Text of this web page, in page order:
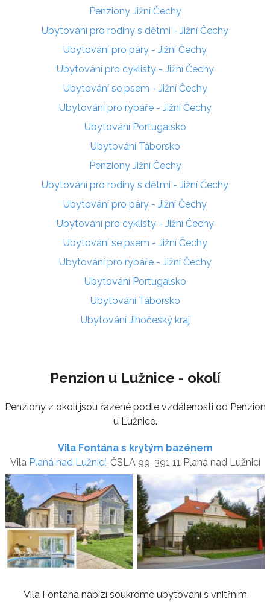
Penziony Jižní Čechy
Ubytování pro rodiny s dětmi - Jižní Čechy
Ubytování pro páry - Jižní Čechy
Ubytování pro cyklisty - Jižní Čechy
Ubytování se psem - Jižní Čechy
Ubytování pro rybáře - Jižní Čechy
Ubytování Portugalsko
Ubytování Táborsko
Penziony Jižní Čechy
Ubytování pro rodiny s dětmi - Jižní Čechy
Ubytování pro páry - Jižní Čechy
Ubytování pro cyklisty - Jižní Čechy
Ubytování se psem - Jižní Čechy
Ubytování pro rybáře - Jižní Čechy
Ubytování Portugalsko
Ubytování Táborsko
Ubytování Jihočeský kraj
Penzion u Lužnice - okolí
Penziony z okolí jsou řazené podle vzdálenosti od Penzion
u Lužnice.
Vila Fontána s krytým bazénem
Vila Planá nad Lužnicí, ČSLA 99, 391 11 Planá nad Lužnicí
Vila Fontána nabízí soukromé ubytování s vnitřním